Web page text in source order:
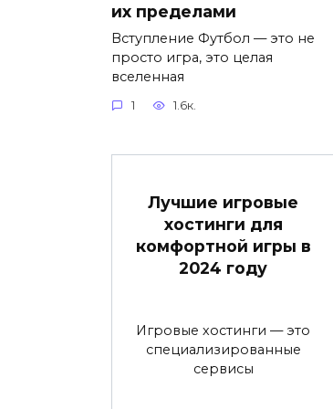
их пределами
Вступление Футбол — это не
просто игра, это целая
вселенная
1 1.6к.
Лучшие игровые
хостинги для
комфортной игры в
2024 году
Игровые хостинги — это
специализированные
сервисы